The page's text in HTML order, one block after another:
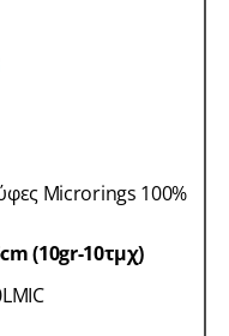
Microrings 100%
(10gr-10τμχ)